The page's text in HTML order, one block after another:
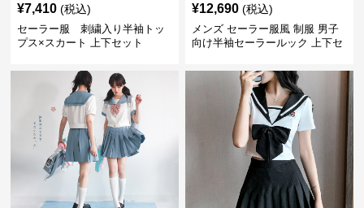
¥7,410 (税込)
セーラー服 刺繍入り半袖トッ
プス×スカート 上下セット
¥12,690 (税込)
メンズ セーラー服風 制服 男子
向け半袖セーラールック 上下セ